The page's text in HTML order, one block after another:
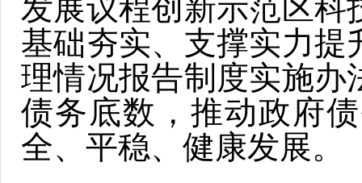
发展议程创新示范区科
基础夯实、支撑实力提
理情况报告制度实施办
债务底数，推动政府
全、平稳、健康发展。